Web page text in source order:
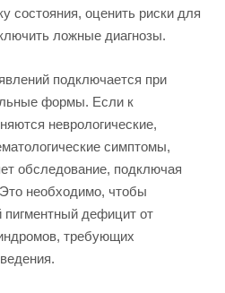
состояния, оценить риски для
ложные диагнозы.
подключается при
формы. Если к
неврологические,
симптомы,
обследование, подключая
необходимо, чтобы
пигментный дефицит от
требующих